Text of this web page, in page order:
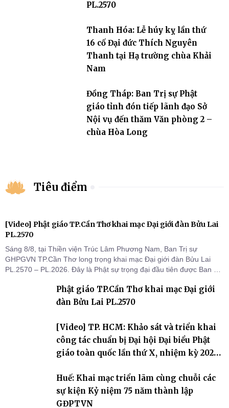
PL.2570
Thanh Hóa: Lễ húy kỵ lần thứ
16 cố Đại đức Thích Nguyên
Thanh tại Hạ trường chùa Khải
Nam
Đồng Tháp: Ban Trị sự Phật
giáo tỉnh đón tiếp lãnh đạo Sở
Nội vụ đến thăm Văn phòng 2 –
chùa Hòa Long
Tiêu điểm
[Video] Phật giáo TP.Cần Thơ khai mạc Đại giới đàn Bửu Lai
PL.2570
Sáng 8/8, tại Thiền viện Trúc Lâm Phương Nam, Ban Trị sự
GHPGVN TP.Cần Thơ long trọng khai mạc Đại giới đàn Bửu Lai
PL.2570 – PL.2026. Đây là Phật sự trọng đại đầu tiên được Ban Trị
thứ I, thể hiện sự quan tâm đối với công tác truyền giới, đào tạo
Tăng tài và tiếp nối mạng mạch Tăng-g
Phật giáo TP.Cần Thơ khai mạc Đại giới
đàn Bửu Lai PL.2570
[Video] TP. HCM: Khảo sát và triển khai
công tác chuẩn bị Đại hội Đại biểu Phật
giáo toàn quốc lần thứ X, nhiệm kỳ 2026-
Huế: Khai mạc triển lãm cùng chuỗi các
sự kiện Kỷ niệm 75 năm thành lập
GĐPTVN